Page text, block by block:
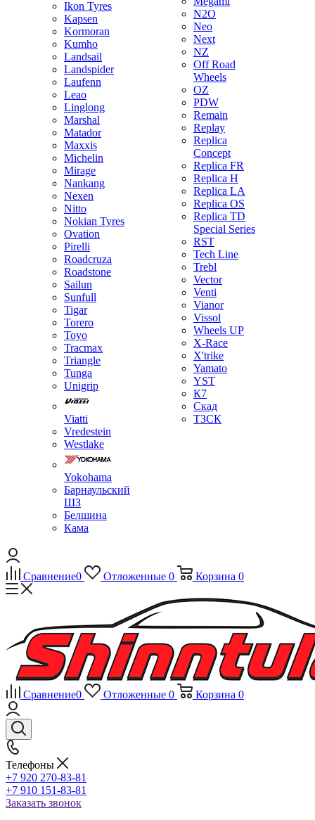
Ikon Tyres
Kapsen
Kormoran
Kumho
Landsail
Landspider
Laufenn
Leao
Linglong
Marshal
Matador
Maxxis
Michelin
Mirage
Nankang
Nexen
Nitto
Nokian Tyres
Ovation
Pirelli
Roadcruza
Roadstone
Sailun
Sunfull
Tigar
Torero
Toyo
Tracmax
Triangle
Tunga
Unigrip
Viatti
Vredestein
Westlake
Yokohama
Барнаульский
ШЗ
Белшина
Кама
N2O
Neo
Next
NZ
Off Road
Wheels
OZ
PDW
Remain
Replay
Replica
Concept
Replica FR
Replica H
Replica LA
Replica OS
Replica TD
Special Series
RST
Tech Line
Trebl
Vector
Venti
Vianor
Vissol
Wheels UP
X-Race
X'trike
Yamato
YST
К7
Скад
ТЗСК
Сравнение0 Отложенные 0 Корзина 0
Сравнение0 Отложенные 0 Корзина 0
Телефоны
+7 920 270-83-81
+7 910 151-83-81
Заказать звонок